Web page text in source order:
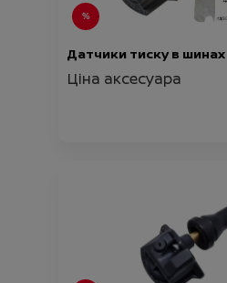
Датчики тиску в шинах
Ціна аксесуара